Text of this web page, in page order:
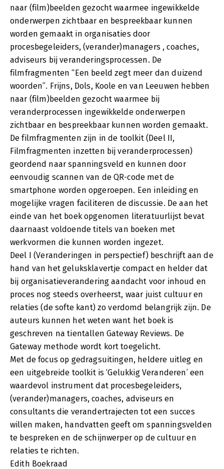
naar (film)beelden gezocht waarmee ingewikkelde
onderwerpen zichtbaar en bespreekbaar kunnen
worden gemaakt in organisaties door
procesbegeleiders, (verander)managers , coaches,
adviseurs bij veranderingsprocessen. De
filmfragmenten “Een beeld zegt meer dan duizend
woorden”. Frijns, Dols, Koole en van Leeuwen hebben
naar (film)beelden gezocht waarmee bij
veranderprocessen ingewikkelde onderwerpen
zichtbaar en bespreekbaar kunnen worden gemaakt.
De filmfragmenten zijn in de toolkit (Deel II,
Filmfragmenten inzetten bij veranderprocessen)
geordend naar spanningsveld en kunnen door
eenvoudig scannen van de QR-code met de
smartphone worden opgeroepen. Een inleiding en
mogelijke vragen faciliteren de discussie. De aan het
einde van het boek opgenomen literatuurlijst bevat
daarnaast voldoende titels van boeken met
werkvormen die kunnen worden ingezet.
Deel I (Veranderingen in perspectief) beschrijft aan de
hand van het geluksklavertje compact en helder dat
bij organisatieverandering aandacht voor inhoud en
proces nog steeds overheerst, waar juist cultuur en
relaties (de softe kant) zo verdomd belangrijk zijn. De
auteurs kunnen het weten want het boek is
geschreven na tientallen Gateway Reviews. De
Gateway methode wordt kort toegelicht.
Met de focus op gedragsuitingen, heldere uitleg en
een uitgebreide toolkit is ‘Gelukkig Veranderen’ een
waardevol instrument dat procesbegeleiders,
(verander)managers, coaches, adviseurs en
consultants die verandertrajecten tot een succes
willen maken, handvatten geeft om spanningsvelden
te bespreken en de schijnwerper op de cultuur en
relaties te richten.
Edith Boekraad